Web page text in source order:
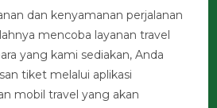
dan kenyamanan perjalanan
mencoba layanan travel
yang kami sediakan, Anda
tiket melalui aplikasi
mobil travel yang akan